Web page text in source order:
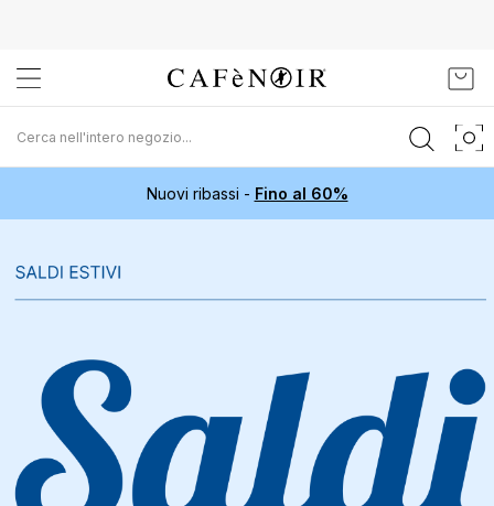
al
contenuto
Nuovi ribassi - Fino al 60%